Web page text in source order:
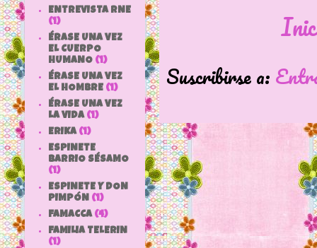
Suscribirse a:
ENTREVISTA RNE
(1)
ÉRASE UNA VEZ
EL CUERPO
HUMANO (1)
ÉRASE UNA VEZ
EL HOMBRE (1)
ÉRASE UNA VEZ
LA VIDA (1)
ERIKA (1)
ESPINETE
BARRIO SÉSAMO
(1)
ESPINETE Y DON
PIMPÓN (1)
FAMACCA (4)
FAMILIA TELERIN
(1)